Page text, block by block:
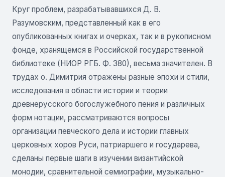
Круг проблем, разрабатывавшихся Д. В.
Разумовским, представленный как в его
опубликованных книгах и очерках, так и в рукописном
фонде, хранящемся в Российской государственной
библиотеке (НИОР РГБ. Ф. 380), весьма значителен. В
трудах о. Димитрия отражены разные эпохи и стили,
исследования в области истории и теории
древнерусского богослужебного пения и различных
форм нотации, рассматриваются вопросы
организации певческого дела и истории главных
церковных хоров Руси, патриаршего и государева,
сделаны первые шаги в изучении византийской
монодии, сравнительной семиографии, музыкально-